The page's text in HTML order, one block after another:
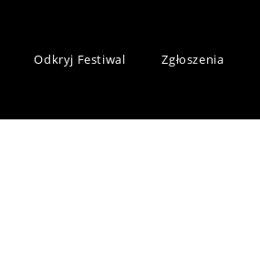
Odkryj Festiwal Zgłoszenia